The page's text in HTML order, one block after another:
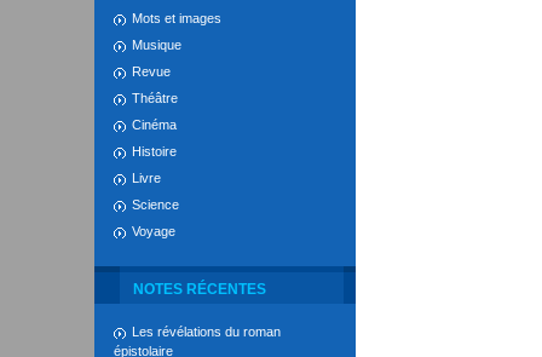
Mots et images
Musique
Revue
Théâtre
Cinéma
Histoire
Livre
Science
Voyage
NOTES RÉCENTES
Les révélations du roman
épistolaire